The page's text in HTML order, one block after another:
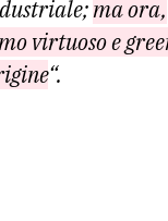
ma ora,
virtuoso e
“.